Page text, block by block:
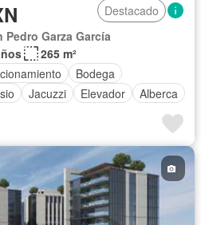
Destacado
Pedro Garza García
265 m²
Bodega
Jacuzzi Elevador
Alberca